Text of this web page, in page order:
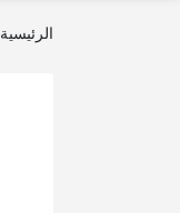
الرئيسية